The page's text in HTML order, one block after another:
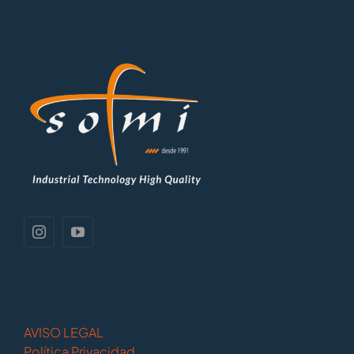
AVISO LEGAL